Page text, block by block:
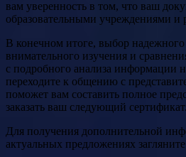
вам уверенность в том, что ваш
образовательными учреждениями и
В конечном итоге, выбор надежного
внимательного изучения и
с подробного анализа информации
переходите к общению с
поможет вам составить полное
заказать ваш следующий сертификат.
Для получения дополнительной
актуальных предложениях